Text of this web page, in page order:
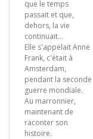
que le temps
passait et que,
dehors, la vie
continuait...
Elle s'appelait Anne
Frank, c'était à
Amsterdam,
pendant la seconde
guerre mondiale.
Au marronnier,
maintenant de
raconter son
histoire.